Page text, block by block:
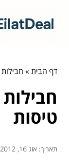
דף הבית»
טיסות
תאריך: אוג 16, 2012